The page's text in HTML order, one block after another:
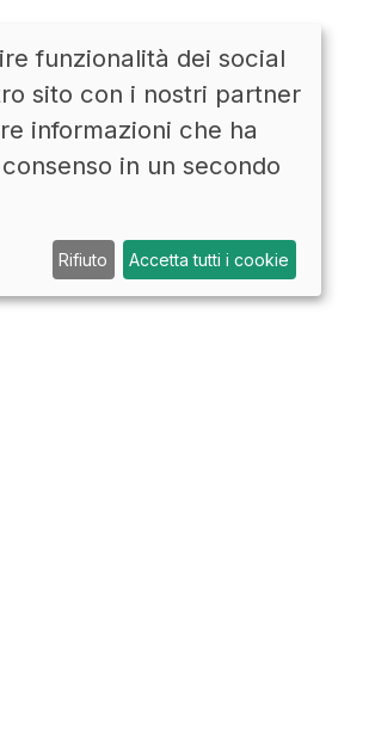
ENG
funzionalità dei social
sito con i nostri partner
informazioni che ha
in un secondo
Rifiuto Accetta tutti i cookie